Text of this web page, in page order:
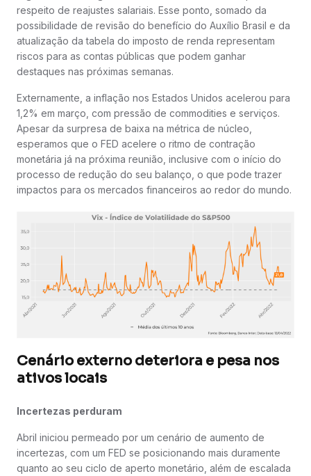
respeito de reajustes salariais. Esse ponto, somado da
possibilidade de revisão do benefício do Auxílio Brasil e da
atualização da tabela do imposto de renda representam
riscos para as contas públicas que podem ganhar
destaques nas próximas semanas.
Externamente, a inflação nos Estados Unidos acelerou para
1,2% em março, com pressão de commodities e serviços.
Apesar da surpresa de baixa na métrica de núcleo,
esperamos que o FED acelere o ritmo de contração
monetária já na próxima reunião, inclusive com o início do
processo de redução do seu balanço, o que pode trazer
impactos para os mercados financeiros ao redor do mundo.
Cenário externo deteriora e pesa nos
ativos locais
Incertezas perduram
Abril iniciou permeado por um cenário de aumento de
incertezas, com um FED se posicionando mais duramente
quanto ao seu ciclo de aperto monetário, além de escalada